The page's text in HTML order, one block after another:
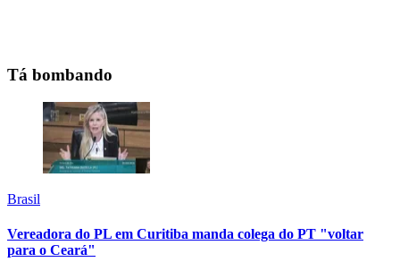
Tá bombando
Brasil
Vereadora do PL em Curitiba manda colega do PT "voltar
para o Ceará"